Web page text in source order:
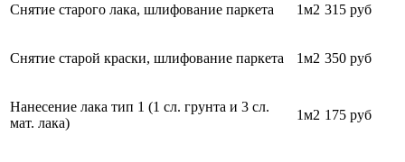
Снятие старого лака, шлифование паркета 1м2 315 руб
Снятие старой краски, шлифование паркета 1м2 350 руб
Нанесение лака тип 1 (1 сл. грунта и 3 сл.
мат. лака)
1м2 175 руб